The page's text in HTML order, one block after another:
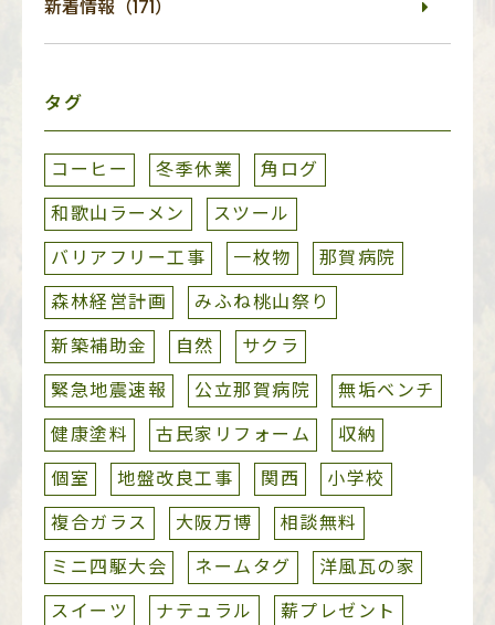
新着情報（171）
タグ
コーヒー 冬季休業
角ログ
和歌山ラーメン
スツール
バリアフリー工事
一枚物
那賀病院
森林経営計画
みふね桃山祭り
新築補助金
自然
サクラ
緊急地震速報
公立那賀病院
無垢ベンチ
健康塗料
古民家リフォーム
収納
個室
地盤改良工事 関西
小学校
複合ガラス
大阪万博
相談無料
ミニ四駆大会
ネームタグ
洋風瓦の家
スイーツ
ナテュラル
薪プレゼント